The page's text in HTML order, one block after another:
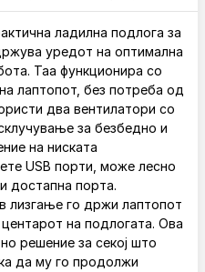
ладилна подлога за
уредот на оптимална
Таа функционира со
лаптопот, без потреба од
два вентилатори со
за безбедно и
на ниската
USB порти, може лесно
достапна порта.
лизгање го држи лаптопот
на подлогата. Ова
решение за секој што
да му го продолжи